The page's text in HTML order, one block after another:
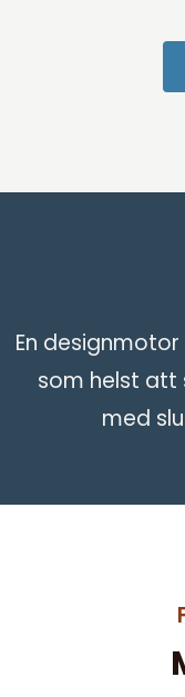
En
som helst att
med